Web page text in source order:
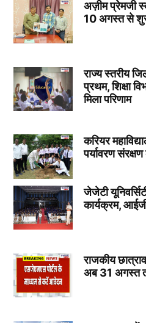
अज़ीम प्रेमजी
10 अगस्त से
राज्य स्तरीय
प्रथम, शिक्षा
मिला परिणाम
करियर
पर्यावरण
जेजेटी
कार्यक्रम,
राजकीय
अब 31 अगस्त